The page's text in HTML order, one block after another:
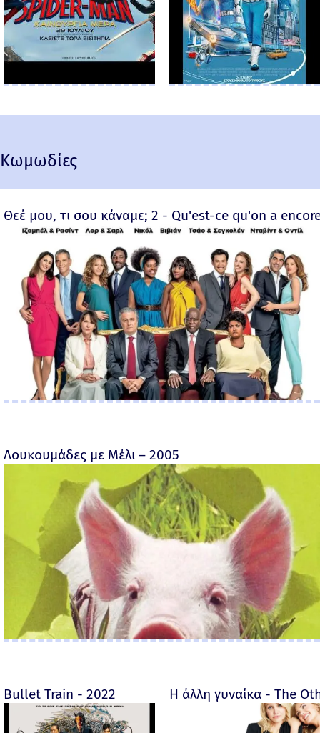
Κωμωδίες
Θεέ μου, τι σου κάναμε; 2 - Qu'est-ce qu'on a
Λουκουμάδες με Μέλι – 2005
Bullet Train - 2022 Η άλλη γυναίκα - The